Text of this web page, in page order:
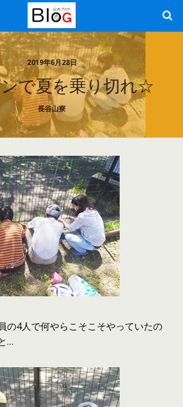
2019年6月28日
で夏を乗り切れ☆
長谷山寮
の4人で何やらこそこそやっていたの
…